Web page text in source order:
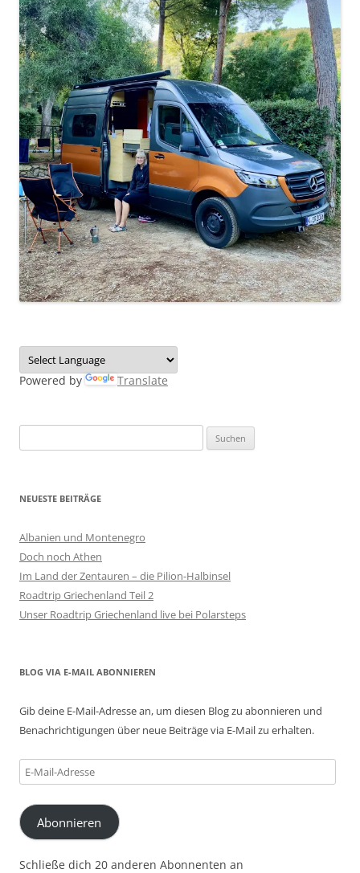
Powered by Translate
nach:
NEUESTE BEITRÄGE
Albanien und Montenegro
Doch noch Athen
Im Land der Zentauren – die Pilion-Halbinsel
Roadtrip Griechenland Teil 2
Unser Roadtrip Griechenland live bei Polarsteps
BLOG VIA E-MAIL ABONNIEREN
Gib deine E-Mail-Adresse an, um diesen Blog zu abonnieren und
Benachrichtigungen über neue Beiträge via E-Mail zu erhalten.
E-
Mail-
Adresse
Abonnieren
Schließe dich 20 anderen Abonnenten an